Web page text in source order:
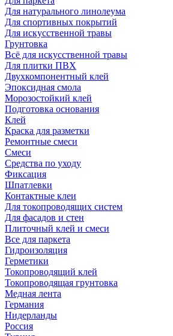
Для натурального линолеума
Для спортивных покрытий
Для искусственной травы
Грунтовка
Всё для искусственной травы
Для плитки ПВХ
Двухкомпонентный клей
Эпоксидная смола
Морозостойкий клей
Подготовка основания
Клей
Краска для разметки
Ремонтные смеси
Смеси
Средства по уходу
Фиксация
Шпатлевки
Контактные клеи
Для токопроводящих систем
Для фасадов и стен
Плиточный клей и смеси
Все для паркета
Гидроизоляция
Герметики
Токопроводящий клей
Токопроводящая грунтовка
Медная лента
Германия
Нидерланды
Россия